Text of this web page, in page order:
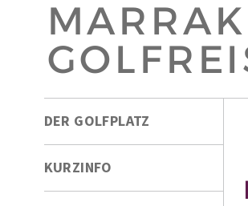
DER GOLFPLATZ
KURZINFO